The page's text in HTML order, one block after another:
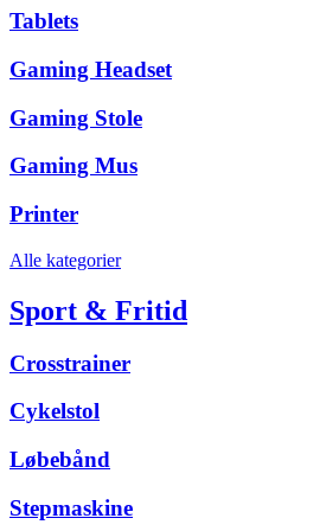
Tablets
Gaming Headset
Gaming Stole
Gaming Mus
Printer
Alle kategorier
Sport & Fritid
Crosstrainer
Cykelstol
Løbebånd
Stepmaskine